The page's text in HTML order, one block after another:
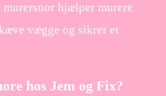
hjælper murere
vægge og sikrer et
hos Jem og Fix?